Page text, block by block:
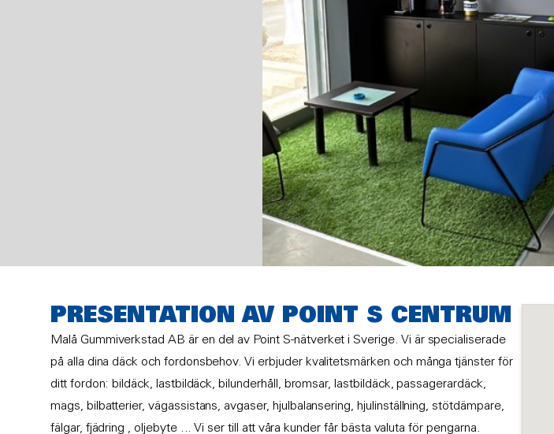
PRESENTATION AV POINT S CENTRUM
Malå Gummiverkstad AB är en del av Point S-nätverket i Sverige. Vi är specialiserade
på alla dina däck och fordonsbehov. Vi erbjuder kvalitetsmärken och många tjänster för
ditt fordon: bildäck, lastbildäck, bilunderhåll, bromsar, lastbildäck, passagerardäck,
mags, bilbatterier, vägassistans, avgaser, hjulbalansering, hjulinställning, stötdämpare,
fälgar, fjädring , oljebyte ... Vi ser till att våra kunder får bästa valuta för pengarna.